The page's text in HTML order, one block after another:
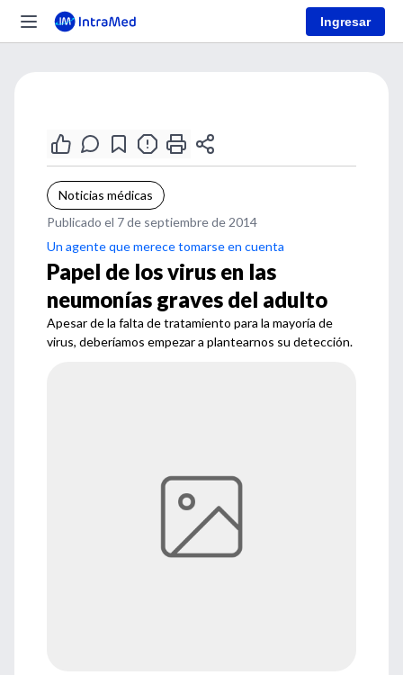
Ingresar
Noticias médicas
Publicado el 7 de septiembre de 2014
Un agente que merece tomarse en cuenta
Papel de los virus en las
neumonías graves del adulto
Apesar de la falta de tratamiento para la mayoría de
virus, deberíamos empezar a plantearnos su detección.